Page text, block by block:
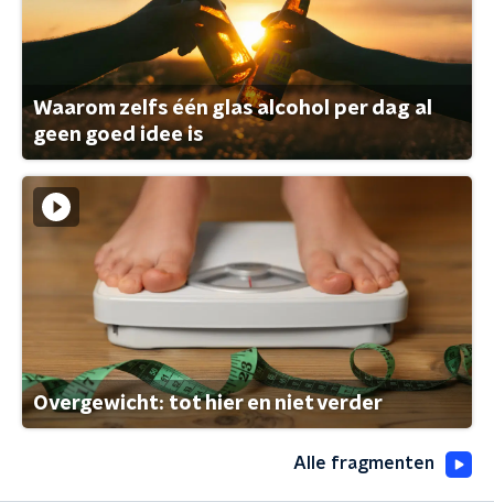
Waarom zelfs één glas alcohol per dag al
geen goed idee is
Overgewicht: tot hier en niet verder
Alle fragmenten